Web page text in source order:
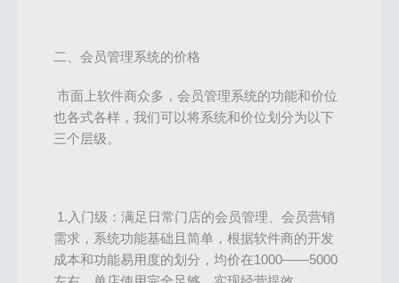
二、会员管理系统的价格
市面上软件商众多，会员管理系统的功能和价位
也各式各样，我们可以将系统和价位划分为以下
三个层级。
1.入门级：满足日常门店的会员管理、会员营销
需求，系统功能基础且简单，根据软件商的开发
成本和功能易用度的划分，均价在1000——5000